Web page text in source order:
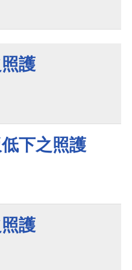
護
下之照護
護